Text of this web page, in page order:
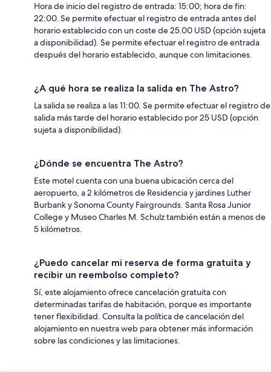
Hora de inicio del registro de entrada: 15:00; hora de fin:
22:00. Se permite efectuar el registro de entrada antes del
horario establecido con un coste de 25.00 USD (opción sujeta
a disponibilidad). Se permite efectuar el registro de entrada
después del horario establecido, aunque con limitaciones.
¿A qué hora se realiza la salida en The Astro?
La salida se realiza a las 11:00. Se permite efectuar el registro de
salida más tarde del horario establecido por 25 USD (opción
sujeta a disponibilidad).
¿Dónde se encuentra The Astro?
Este motel cuenta con una buena ubicación cerca del
aeropuerto, a 2 kilómetros de Residencia y jardines Luther
Burbank y Sonoma County Fairgrounds. Santa Rosa Junior
College y Museo Charles M. Schulz también están a menos de
5 kilómetros.
¿Puedo cancelar mi reserva de forma gratuita y
recibir un reembolso completo?
Sí, este alojamiento ofrece cancelación gratuita con
determinadas tarifas de habitación, porque es importante
tener flexibilidad. Consulta la política de cancelación del
alojamiento en nuestra web para obtener más información
sobre las condiciones y las limitaciones.